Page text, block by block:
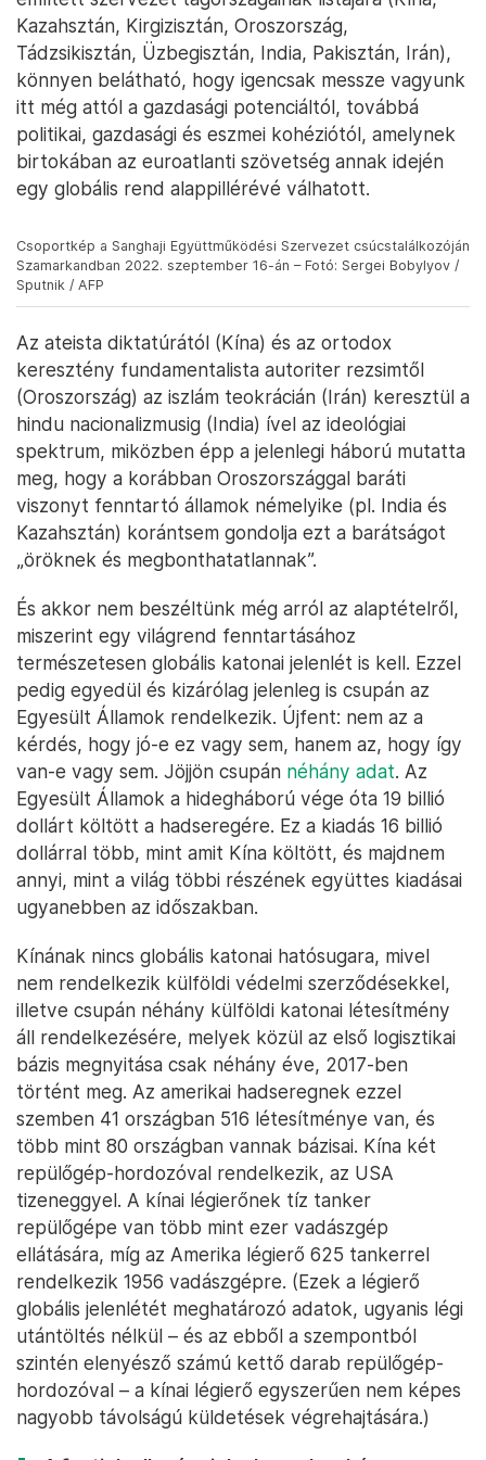
Kazahsztán, Kirgizisztán, Oroszország,
Tádzsikisztán, Üzbegisztán, India, Pakisztán, Irán),
könnyen belátható, hogy igencsak messze vagyunk
itt még attól a gazdasági potenciáltól, továbbá
politikai, gazdasági és eszmei kohéziótól, amelynek
birtokában az euroatlanti szövetség annak idején
egy globális rend alappillérévé válhatott.
Csoportkép a Sanghaji Együttműködési Szervezet csúcstalálkozóján
Szamarkandban 2022. szeptember 16-án – Fotó: Sergei Bobylyov /
Az ateista diktatúrától (Kína) és az ortodox
keresztény fundamentalista autoriter rezsimtől
(Oroszország) az iszlám teokrácián (Irán) keresztül a
hindu nacionalizmusig (India) ível az ideológiai
spektrum, miközben épp a jelenlegi háború mutatta
meg, hogy a korábban Oroszországgal baráti
viszonyt fenntartó államok némelyike (pl. India és
Kazahsztán) korántsem gondolja ezt a barátságot
„öröknek és megbonthatatlannak”.
És akkor nem beszéltünk még arról az alaptételről,
természetesen globális katonai jelenlét is kell. Ezzel
pedig egyedül és kizárólag jelenleg is csupán az
Egyesült Államok rendelkezik. Újfent: nem az a
kérdés, hogy jó-e ez vagy sem, hanem az, hogy így
van-e vagy sem. Jöjjön csupánnéhány adat. Az
Egyesült Államok a hidegháború vége óta 19 billió
dollárt költött a hadseregére. Ez a kiadás 16 billió
dollárral több, mint amit Kína költött, és majdnem
annyi, mint a világ többi részének együttes kiadásai
ugyanebben az időszakban.
Kínának nincs globális katonai hatósugara, mivel
nem rendelkezik külföldi védelmi szerződésekkel,
illetve csupán néhány külföldi katonai létesítmény
áll rendelkezésére, melyek közül az első logisztikai
bázis megnyitása csak néhány éve, 2017-ben
történt meg. Az amerikai hadseregnek ezzel
szemben 41 országban 516 létesítménye van, és